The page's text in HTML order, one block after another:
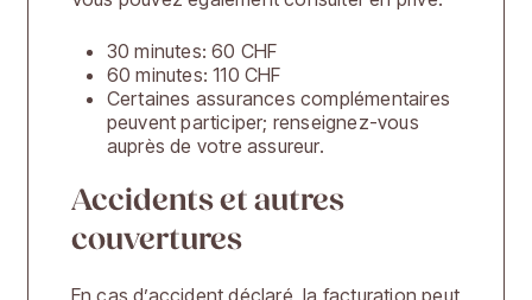
30 minutes: 60 CHF
60 minutes: 110 CHF
Certaines assurances complémentaires
peuvent participer; renseignez-vous
auprès de votre assureur.
Accidents et autres
couvertures
En cas d’accident déclaré, la facturation peut